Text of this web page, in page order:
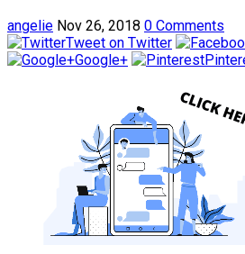
angelie Nov 26, 2018 0 Comments
Tweet on Twitter
Google+